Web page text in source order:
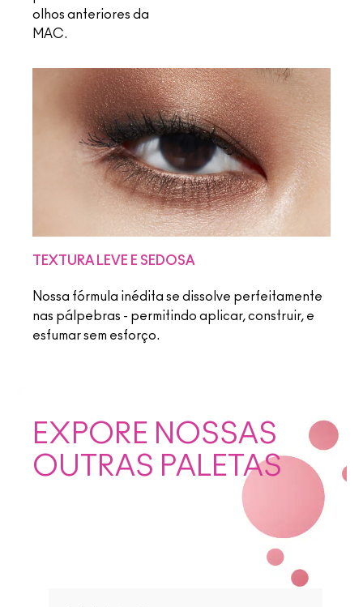
olhos anteriores da
MAC.
TEXTURA LEVE E SEDOSA
Nossa fórmula inédita se dissolve perfeitamente
nas pálpebras - permitindo aplicar, construir, e
esfumar sem esforço.
EXPORE NOSSAS
OUTRAS PALETAS